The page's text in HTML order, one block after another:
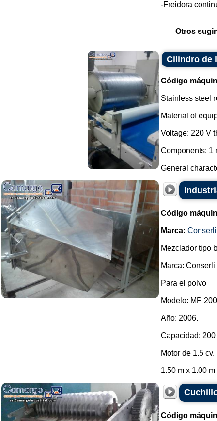
-Freidora
Otros
Cilindro de
Código
Stainless steel
Material of
Voltage: 220 V
Components: 1
General
Código
Marca: Conserli
Mezclador tipo
Marca: Conserli
Para el polvo
Modelo: MP
Año: 2006.
Capacidad: 200
Motor de 1,5 cv.
1.50 m x 1.00
Código